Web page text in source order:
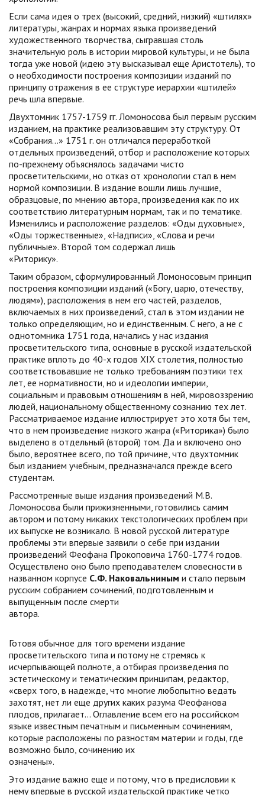
Если сама идея о трех (высокий, средний, низкий) «штилях»
литературы, жанрах и нормах языка произведений
художественного творчества, сыгравшая столь
значительную роль в истории мировой культуры, и не была
тогда уже новой (идею эту высказывал еще Аристотель), то
о необходимости построения композиции изданий по
принципу отражения в ее структуре иерархии «штилей»
речь шла впервые.
Двухтомник 1757-1759 гг. Ломоносова был первым русским
изданием, на практике реализовавшим эту структуру. От
«Собрания…» 1751 г. он отличался переработкой
отдельных произведений, отбор и расположение которых
по-прежнему объяснялось задачами чисто
просветительскими, но отказ от хронологии стал в нем
нормой композиции. В издание вошли лишь лучшие,
образцовые, по мнению автора, произведения как по их
соответствию литературным нормам, так и по тематике.
Изменились и расположение разделов: «Оды духовные»,
«Оды торжественные», «Надписи», «Слова и речи
публичные». Второй том содержал лишь
«Риторику».
Таким образом, сформулированный Ломоносовым принцип
построения композиции изданий («Богу, царю, отечеству,
людям»), расположения в нем его частей, разделов,
включаемых в них произведений, стал в этом издании не
только определяющим, но и единственным. С него, а не с
однотомника 1751 года, начались у нас издания
просветительского типа, основные в русской издательской
практике вплоть до 40-х годов XIX столетия, полностью
соответствовавшие не только требованиям поэтики тех
лет, ее нормативности, но и идеологии империи,
социальным и правовым отношениям в ней, мировоззрению
людей, национальному общественному сознанию тех лет.
Рассматриваемое издание иллюстрирует это хотя бы тем,
что в нем произведение низкого жанра («Риторика») было
выделено в отдельный (второй) том. Да и включено оно
было, вероятнее всего, по той причине, что двухтомник
был изданием учебным, предназначался прежде всего
студентам.
Рассмотренные выше издания произведений М.В.
Ломоносова были прижизненными, готовились самим
автором и потому никаких текстологических проблем при
их выпуске не возникало. В новой русской литературе
проблемы эти впервые заявили о себе при издании
произведений Феофана Прокоповича 1760-1774 годов.
Осуществлено оно было преподавателем словесности в
названном корпусе С.Ф. Наковальниным и стало первым
русским собранием сочинений, подготовленным и
выпущенным после смерти
автора.
Готовя обычное для того времени издание
просветительского типа и потому не стремясь к
исчерпывающей полноте, а отбирая произведения по
эстетическому и тематическим принципам, редактор,
«сверх того, в надежде, что многие любопытно ведать
захотят, нет ли еще других каких разума Феофанова
плодов, прилагает... Оглавление всем его на российском
языке известным печатным и письменным сочинениям,
которые расположены по разностям материи и годы, где
возможно было, сочинению их
Это издание важно еще и потому, что в предисловии к
нему впервые в русской издательской практике четко